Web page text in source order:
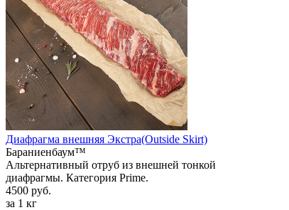
Диафрагма внешняя Экстра(Outside Skirt)
Бараниенбаум™
Альтернативный отруб из внешней тонкой
диафрагмы. Категория Prime.
4500 руб.
за 1 кг